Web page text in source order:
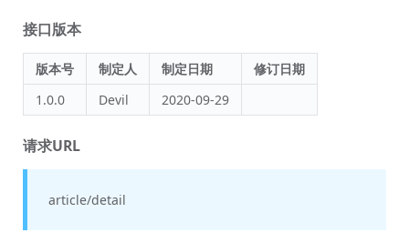
接口版本
版本号 制定人 制定日期
修订日期
1.0.0
Devil 2020-09-29
请求URL
article/detail